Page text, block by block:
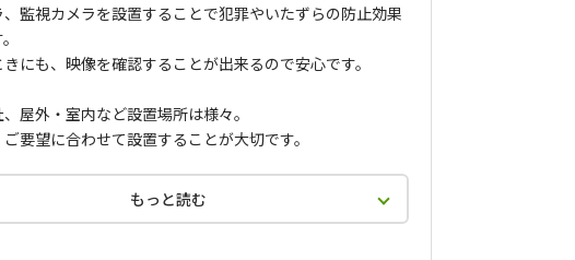
監視カメラを設置することで犯罪やいたずらの防止効果
にも、映像を確認することが出来るので安心です。
屋外・室内など設置場所は様々。
要望に合わせて設置することが大切です。
もっと読む